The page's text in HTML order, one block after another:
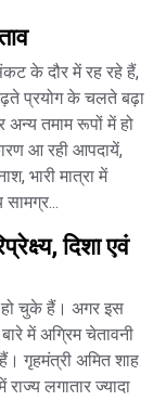
के दौर में रह रहे हैं,
प्रयोग के चलते बढ़ा
अन्य तमाम रूपों में हो
आ रही आपदायें,
भारी मात्रा में
दिशा एवं
हो चुके हैं। अगर इस
में अग्रिम चेतावनी
गृहमंत्री अमित शाह
लगातार ज्यादा